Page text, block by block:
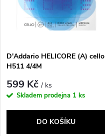
p
r
o
s
p
r
D'Addario HELICORE (A) cello
H511 4/4M
599 Kč/ ks
Skladem prodejna 1 ks
DO KOŠÍKU